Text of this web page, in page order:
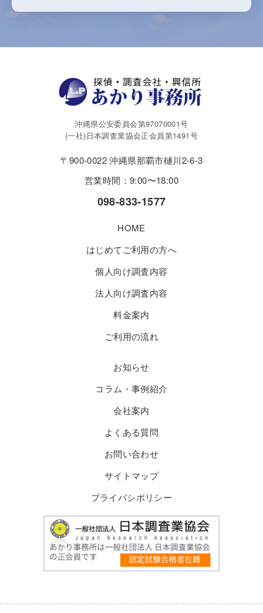
沖縄県公安委員会第97070001号
(一社)日本調査業協会正会員第1491号
〒900-0022 沖縄県那覇市樋川2-6-3
営業時間：9:00〜18:00
098-833-1577
HOME
はじめてご利用の方へ
個人向け調査内容
法人向け調査内容
料金案内
ご利用の流れ
お知らせ
コラム・事例紹介
会社案内
よくある質問
お問い合わせ
サイトマップ
プライバシポリシー